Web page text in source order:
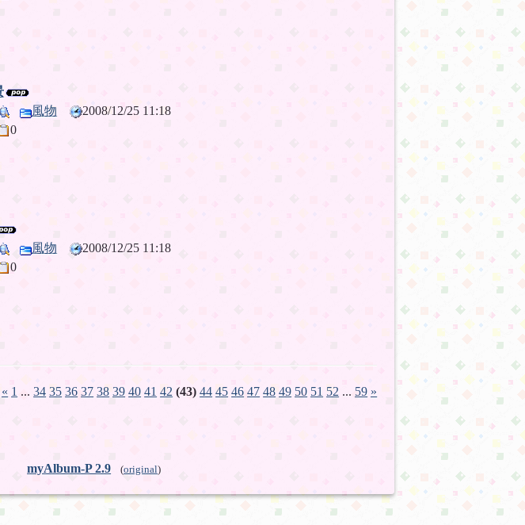
風物
2008/12/25 11:18
0
風物
2008/12/25 11:18
0
« 1 ...34 35 36 37 38 39 40 41 42 (43) 44 45 46 47 48 49 50 51 52 ... 59 »
myAlbum-P 2.9 (original)